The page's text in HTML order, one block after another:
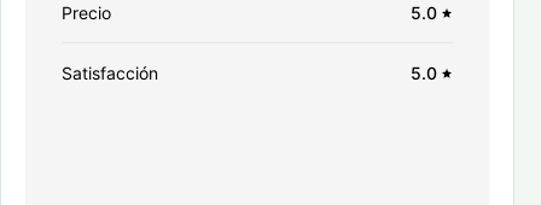
Precio 5.0
Satisfacción 5.0